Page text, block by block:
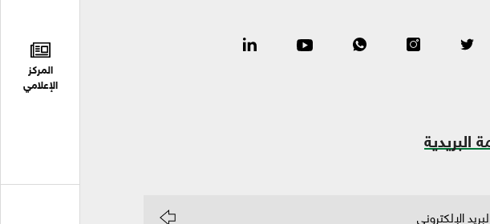
المركز
الإعلامي
البريدية